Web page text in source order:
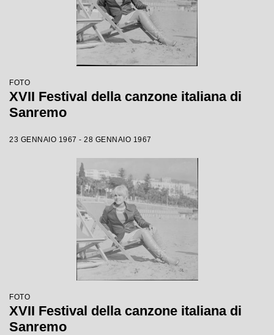
FOTO
XVII Festival della canzone italiana di
Sanremo
23 GENNAIO 1967 - 28 GENNAIO 1967
FOTO
XVII Festival della canzone italiana di
Sanremo